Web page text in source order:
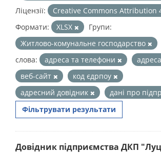
Ліцензії:
Creative Commons Attribution
Формати:
XLSX
Групи:
Житлово-комунальне господарство
слова:
адреса та телефони
адреса
веб-сайт
код єдрпоу
адресний довідник
дані про
Фільтрувати результати
Довідник підприємства ДКП